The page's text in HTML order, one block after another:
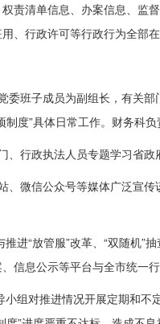
责清单信息、办案信息、监
、行政许可等行政行为全部
委班子成员为副组长，有关
制度”具体日常工作。财务科
、行政执法人员专题学习省
、微信公众号等媒体广泛宣
推进“放管服”改革、“双随机”
信息公示等平台与全市统一
小组对推进情况开展定期和不